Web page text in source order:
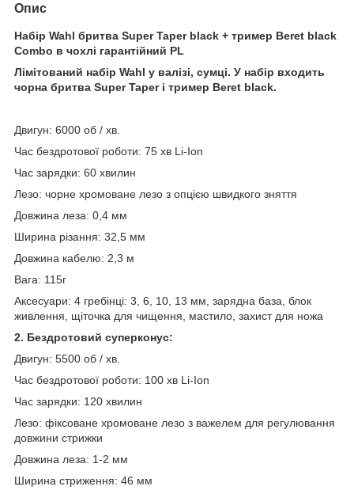
Опис
Набір Wahl бритва Super Taper black + тример Beret black
Combo в чохлі гарантійний PL
Лімітований набір Wahl у валізі, сумці. У набір входить
чорна бритва Super Taper і тример Beret black.
Двигун: 6000 об / хв.
Час бездротової роботи: 75 хв Li-Ion
Час зарядки: 60 хвилин
Лезо: чорне хромоване лезо з опцією швидкого зняття
Довжина леза: 0,4 мм
Ширина різання: 32,5 мм
Довжина кабелю: 2,3 м
Вага: 115г
Аксесуари: 4 гребінці: 3, 6, 10, 13 мм, зарядна база, блок
живлення, щіточка для чищення, мастило, захист для ножа
2. Бездротовий суперконус:
Двигун: 5500 об / хв.
Час бездротової роботи: 100 хв Li-Ion
Час зарядки: 120 хвилин
Лезо: фіксоване хромоване лезо з важелем для регулювання
довжини стрижки
Довжина леза: 1-2 мм
Ширина стриження: 46 мм